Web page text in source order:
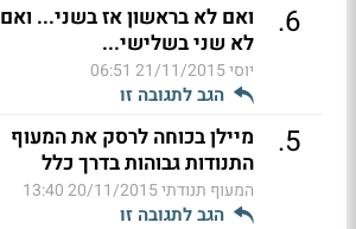
6
.
ואם לא בראשון אז בשני... ואם
לא שני בשלישי...
יוסי21/11/2015 06:51
הגב לתגובה זו
5
.
מיילן בכוחה לרסק את המעוף
התנודות גבוהות בדרך כלל
המעוף תנודתי20/11/2015 13:40
הגב לתגובה זו